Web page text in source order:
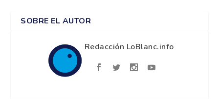
SOBRE EL AUTOR
Redacción LoBlanc.info